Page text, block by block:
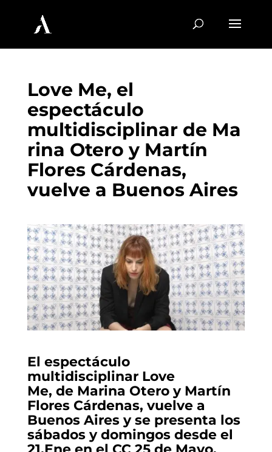
Love Me, el
espectáculo
multidisciplinar de Ma
rina Otero y Martín
Flores Cárdenas,
vuelve a Buenos Aires
El espectáculo
multidisciplinar Love
Me, de Marina Otero y Martín
Flores Cárdenas, vuelve a
Buenos Aires y se presenta los
sábados y domingos desde el